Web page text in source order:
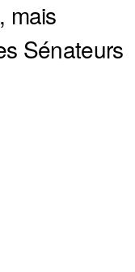
mais
Sénateurs